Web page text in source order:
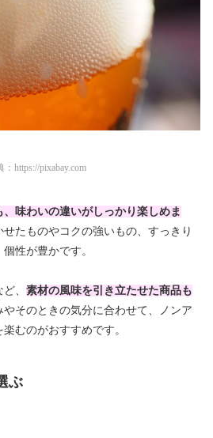
： https://pixabay.com
味わいの違いがしっかり楽しめま
たものやコクの強いもの、すっきり
性が豊かです。
、 素材の風味を引き立たせた商品も
そのときの気分に合わせて、ノンア
むのがおすすめです。
ぶ